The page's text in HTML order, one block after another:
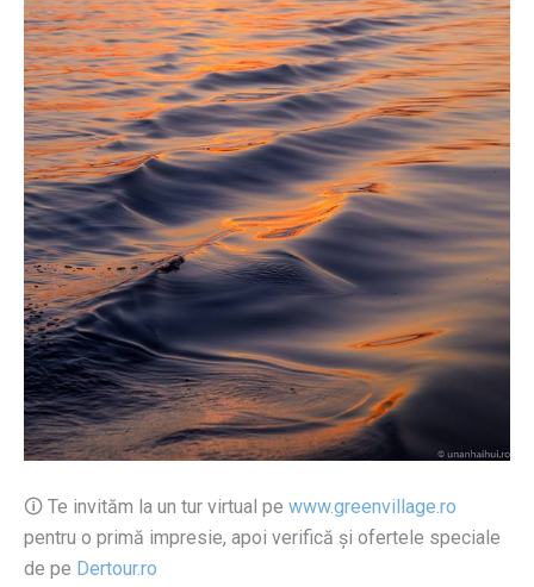
🛈 Te invităm la un tur virtual pe www.greenvillage.ro
pentru o primă impresie, apoi verifică și ofertele speciale
de pe Dertour.ro